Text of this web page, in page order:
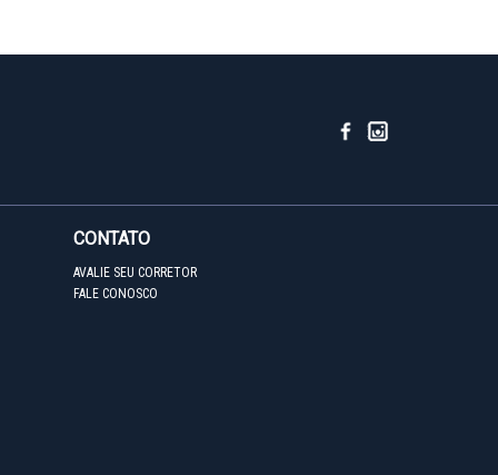
CONTATO
AVALIE SEU CORRETOR
FALE CONOSCO